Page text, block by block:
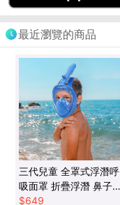
最近瀏覽的商品
三代兒童 全罩式浮潛呼
吸面罩 折疊浮潛 鼻子
呼吸管 游泳潜水神器
$649